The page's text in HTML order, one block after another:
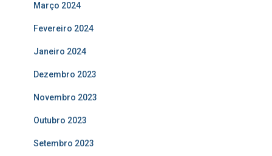
Março 2024
Fevereiro 2024
Janeiro 2024
Dezembro 2023
Novembro 2023
Outubro 2023
Setembro 2023